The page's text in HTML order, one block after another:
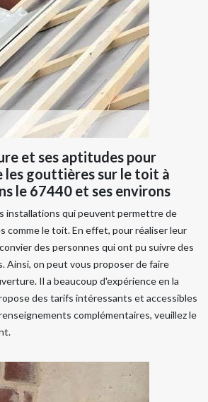
et ses aptitudes pour
les gouttières sur le toit à
le 67440 et ses environs
installations qui peuvent permettre de
comme le toit. En effet, pour réaliser leur
des personnes qui ont pu suivre des
Ainsi, on peut vous proposer de faire
Il a beaucoup d'expérience en la
des tarifs intéressants et accessibles
complémentaires, veuillez le